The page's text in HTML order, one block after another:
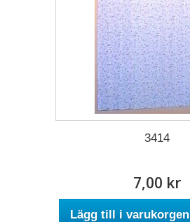
3414
7,00 kr
Lägg till i varukorgen